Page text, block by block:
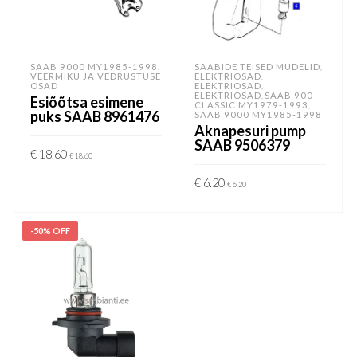
SAAB 9000 MY1985-1998
VEERMIKU JA VEDRUSTUSE
OSAD
Esiõõtsa esimene
puks SAAB 8961476
€18.60 €18.60
SAABIDE TEISED MUDELID
ELEKTRIOSAD
ELEKTRIOSAD
ELEKTRIOSAD SAAB 900
CLASSIC MY1979-1993
SAAB 9000 MY1985-1998
Aknapesuri pump
SAAB 9506379
€ 6.20 €6.20
-50% OFF